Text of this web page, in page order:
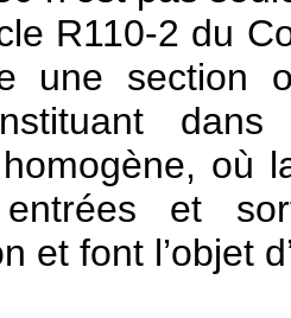
R110-2 du
une section
où
et
et font l’objet